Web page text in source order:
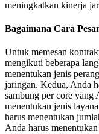
meningkatkan kinerja
Bagaimana Cara
Untuk memesan
mengikuti beberapa
menentukan jenis
jaringan. Kedua, Anda
sambung per core yang
menentukan jenis
harus menentukan
Anda harus